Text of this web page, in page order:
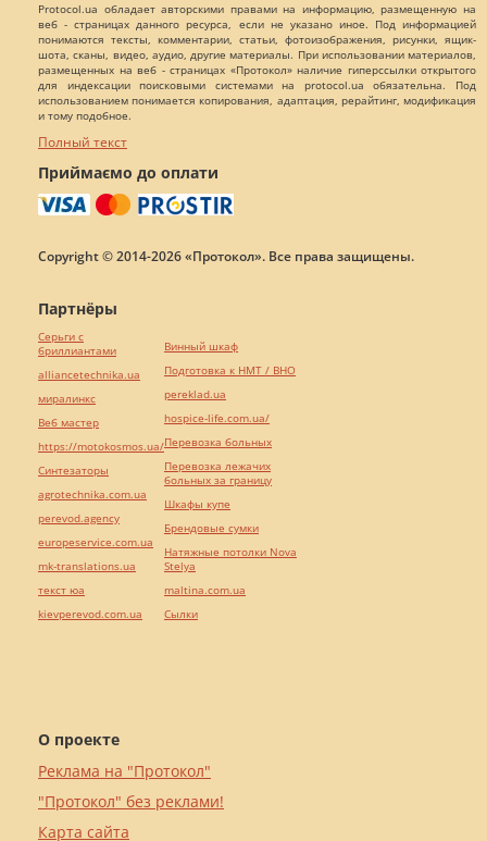
Protocol.ua обладает авторскими правами на информацию, размещенную на
веб - страницах данного ресурса, если не указано иное. Под информацией
понимаются тексты, комментарии, статьи, фотоизображения, рисунки, ящик-
шота, сканы, видео, аудио, другие материалы. При использовании материалов,
размещенных на веб - страницах «Протокол» наличие гиперссылки открытого
для индексации поисковыми системами на protocol.ua обязательна. Под
использованием понимается копирования, адаптация, рерайтинг, модификация
и тому подобное.
Полный текст
Приймаємо до оплати
Copyright © 2014-2026 «Протокол». Все права защищены.
О проекте
Реклама на "Протокол"
"Протокол" без реклами!
Карта сайта
Партнёры
Серьги с
бриллиантами
alliancetechnika.ua
миралинкс
Веб мастер
https://motokosmos.ua/
Синтезаторы
agrotechnika.com.ua
perevod.agency
europeservice.com.ua
mk-translations.ua
текст юа
kievperevod.com.ua
Винный шкаф
Подготовка к НМТ / ВНО
pereklad.ua
hospice-life.com.ua/
Перевозка больных
Перевозка лежачих
больных за границу
Шкафы купе
Брендовые сумки
Натяжные потолки Nova
Stelya
maltina.com.ua
Cылки